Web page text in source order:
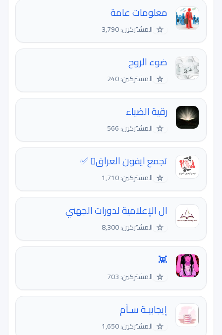
معلومات عامة
☆ المشتركين: 3,790
ضوء الروح
☆ المشتركين: 240
رقية الضياء
☆ المشتركين: 566
تجمع ايفون العراق ✅
☆ المشتركين: 1,710
ال الإعلامية لدورات الجهني
☆ المشتركين: 8,300
👾
☆ المشتركين: 703
إيجابيـة سـآم
☆ المشتركين: 1,650